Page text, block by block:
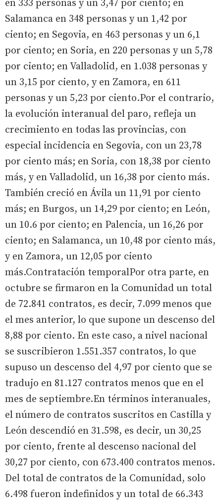
en 333 personas y un 3,47 por ciento; en
Salamanca en 348 personas y un 1,42 por
ciento; en Segovia, en 463 personas y un 6,1
por ciento; en Soria, en 220 personas y un 5,78
por ciento; en Valladolid, en 1.038 personas y
un 3,15 por ciento, y en Zamora, en 611
personas y un 5,23 por ciento.Por el contrario,
la evolución interanual del paro, refleja un
crecimiento en todas las provincias, con
especial incidencia en Segovia, con un 23,78
por ciento más; en Soria, con 18,38 por ciento
más, y en Valladolid, un 16,38 por ciento más.
También creció en Ávila un 11,91 por ciento
más; en Burgos, un 14,29 por ciento; en León,
un 10.6 por ciento; en Palencia, un 16,26 por
ciento; en Salamanca, un 10,48 por ciento más,
y en Zamora, un 12,05 por ciento
más.Contratación temporalPor otra parte, en
octubre se firmaron en la Comunidad un total
de 72.841 contratos, es decir, 7.099 menos que
el mes anterior, lo que supone un descenso del
8,88 por ciento. En este caso, a nivel nacional
se suscribieron 1.551.357 contratos, lo que
supuso un descenso del 4,97 por ciento que se
tradujo en 81.127 contratos menos que en el
mes de septiembre.En términos interanuales,
el número de contratos suscritos en Castilla y
León descendió en 31.598, es decir, un 30,25
por ciento, frente al descenso nacional del
30,27 por ciento, con 673.400 contratos menos.
Del total de contratos de la Comunidad, solo
6.498 fueron indefinidos y un total de 66.343